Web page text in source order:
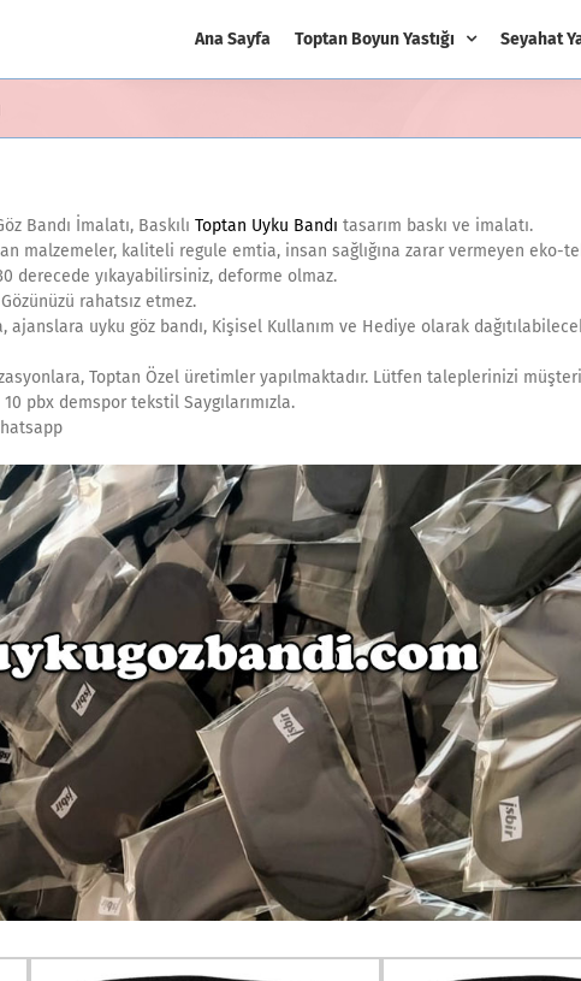
Ana Sayfa Toptan Boyun Yastığı Seyahat
Bandı İmalatı, Baskılı Toptan Uyku Bandı tasarım baskı ve imalatı.
malzemeler, kaliteli regule emtia, insan sağlığına zarar vermeyen eko-
derecede yıkayabilirsiniz, deforme olmaz.
Gözünüzü rahatsız etmez.
uyku göz bandı, Kişisel Kullanım ve Hediye olarak
Toptan Özel üretimler yapılmaktadır. Lütfen taleplerinizi
pbx demspor tekstil Saygılarımızla.